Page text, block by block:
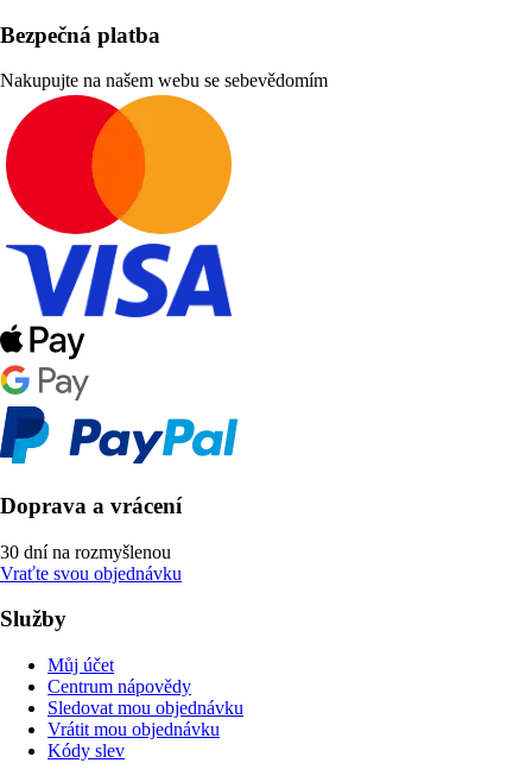
Bezpečná platba
Nakupujte na našem webu se sebevědomím
Doprava a vrácení
30 dní na rozmyšlenou
Vraťte svou objednávku
Služby
Můj účet
Centrum nápovědy
Sledovat mou objednávku
Vrátit mou objednávku
Kódy slev